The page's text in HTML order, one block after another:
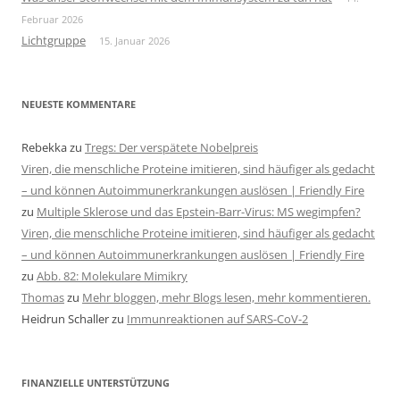
Februar 2026
Lichtgruppe 15. Januar 2026
NEUESTE KOMMENTARE
Rebekkazu Tregs: Der verspätete Nobelpreis
Viren, die menschliche Proteine imitieren, sind häufiger als gedacht
– und können Autoimmunerkrankungen auslösen | Friendly Fire
zu Multiple Sklerose und das Epstein-Barr-Virus: MS wegimpfen?
Viren, die menschliche Proteine imitieren, sind häufiger als gedacht
– und können Autoimmunerkrankungen auslösen | Friendly Fire
zu Abb. 82: Molekulare Mimikry
Thomaszu Mehr bloggen, mehr Blogs lesen, mehr kommentieren.
Heidrun Schallerzu Immunreaktionen auf SARS-CoV-2
FINANZIELLE UNTERSTÜTZUNG